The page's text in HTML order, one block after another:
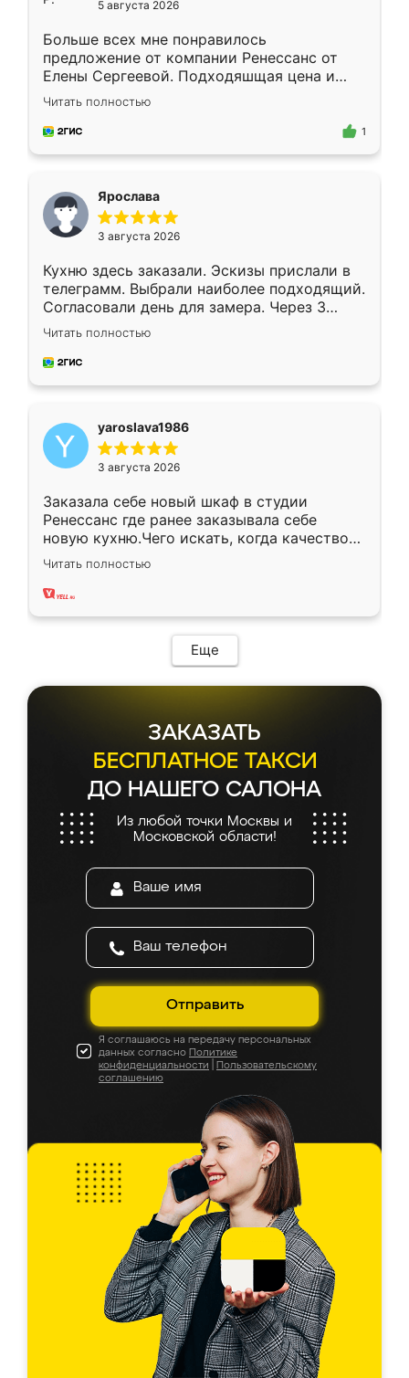
5 августа 2026
Больше всех мне понравилось
предложение от компании Ренессанс от
Елены Сергеевой. Подходяшщая цена и
короткие сроки изготовления. Приехавший
для замера сотрудник Владислав
предложил по моему эскизу самый
Читать полностью
1
Ярослава
3 августа 2026
Кухню здесь заказали. Эскизы прислали в
телеграмм. Выбрали наиболее подходящий.
Согласовали день для замера. Через 3
недели кухня была уже готова. Остались
довольны работой. Спасибо Ренессанс
мебель за качественную работу!
Читать полностью
yaroslava1986
3 августа 2026
Заказала себе новый шкаф в студии
Ренессанс где ранее заказывала себе
новую кухню.Чего искать, когда качеством
вполне довольна. Служит кухня уже почти
два года, нареканий нет.
Читать полностью
Еще
ЗАКАЗАТЬ
БЕСПЛАТНОЕ ТАКСИ
ДО НАШЕГО САЛОНА
Из любой точки Москвы и
Московской области!
Отправить
Я соглашаюсь на передачу персональных
данных согласно Политике
конфиденциальности
Пользовательскому
соглашению